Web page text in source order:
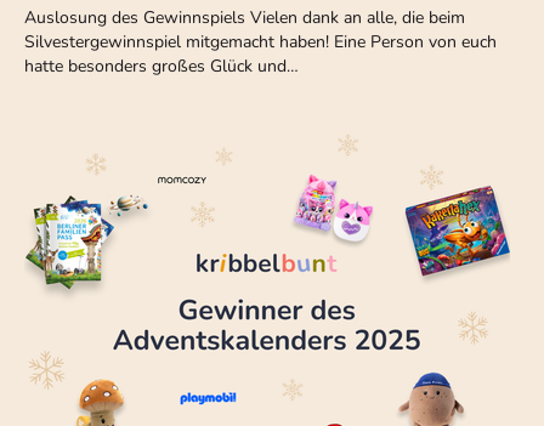
Auslosung des Gewinnspiels Vielen dank an alle, die beim
Silvestergewinnspiel mitgemacht haben! Eine Person von euch
hatte besonders großes Glück und…